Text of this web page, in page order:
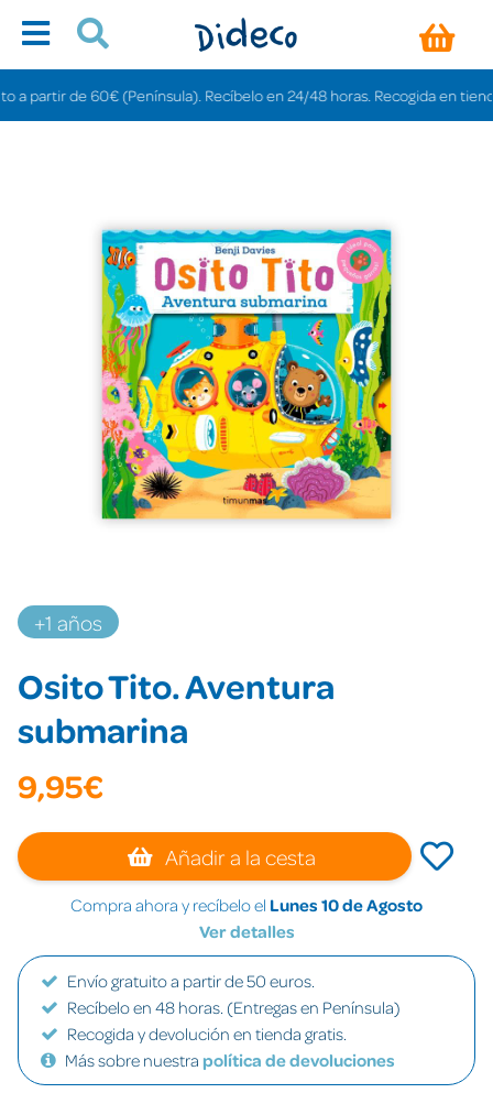
de 60€ (Península). Recíbelo en 24/48 horas. Recogida en tiendas
+1 años
Osito Tito. Aventura
submarina
9,95€
Añadir a la cesta
Compra ahora y recíbelo el Lunes 10 de Agosto
Ver detalles
Envío gratuito a partir de 50 euros.
Recíbelo en 48 horas. (Entregas en Península)
Recogida y devolución en tienda gratis.
Más sobre nuestra política de devoluciones